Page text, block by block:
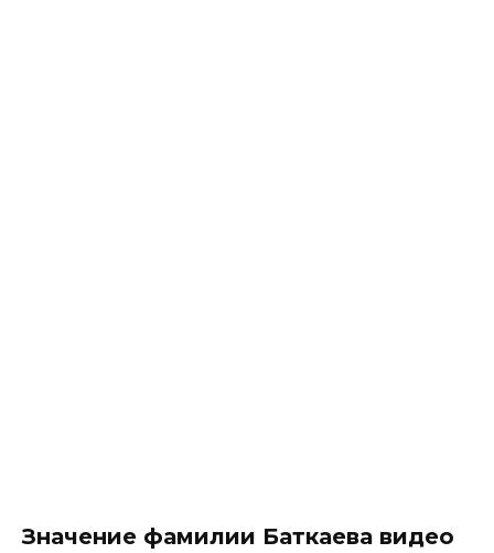
Значение фамилии Баткаева видео